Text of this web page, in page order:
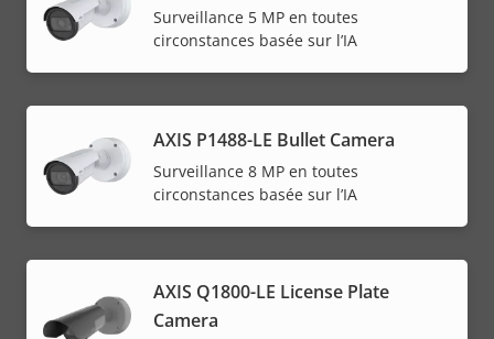
Surveillance 5 MP en toutes
circonstances basée sur l’IA
AXIS P1488-LE Bullet Camera
Surveillance 8 MP en toutes
circonstances basée sur l’IA
AXIS Q1800-LE License Plate
Camera